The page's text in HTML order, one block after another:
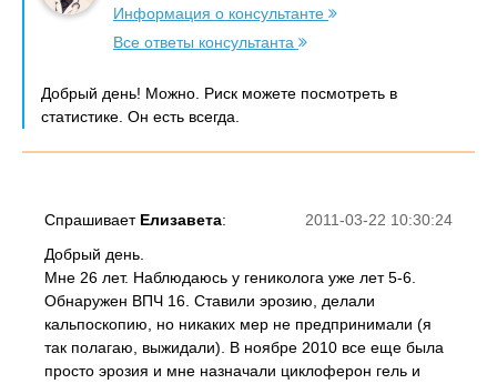
Информация о консультанте
Все ответы консультанта
Добрый день! Можно. Риск можете посмотреть в
статистике. Он есть всегда.
2011-03-22 10:30:24
Спрашивает Елизавета:
Добрый день.
Мне 26 лет. Наблюдаюсь у гениколога уже лет 5-6.
Обнаружен ВПЧ 16. Ставили эрозию, делали
кальпоскопию, но никаких мер не предпринимали (я
так полагаю, выжидали). В ноябре 2010 все еще была
просто эрозия и мне назначали циклоферон гель и